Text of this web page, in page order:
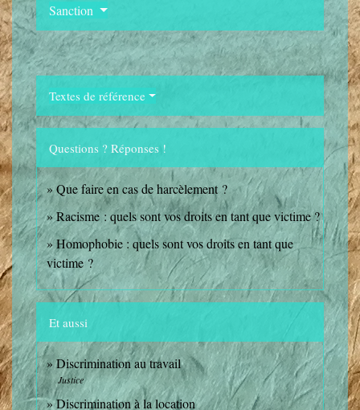
Sanction
Textes de référence
Questions ? Réponses !
Que faire en cas de harcèlement ?
Racisme : quels sont vos droits en tant que victime ?
Homophobie : quels sont vos droits en tant que
victime ?
Et aussi
Discrimination au travail
Justice
Discrimination à la location